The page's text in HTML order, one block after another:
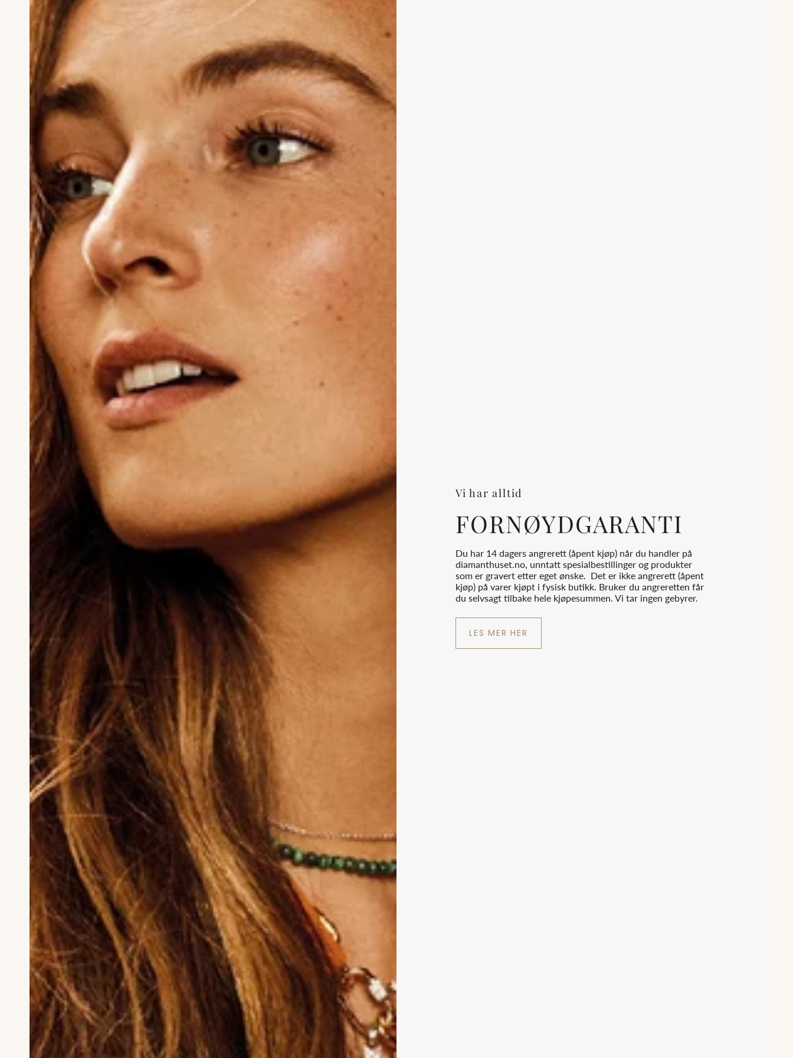
Vi har alltid
FORNØYDGARANTI
Du har 14 dagers angrerett (åpent kjøp) når du handler på
diamanthuset.no, unntatt spesialbestillinger og produkter
som er gravert etter eget ønske. Det er ikke angrerett (åpent
kjøp) på varer kjøpt i fysisk butikk. Bruker du angreretten får
du selvsagt tilbake hele kjøpesummen. Vi tar ingen gebyrer.
LES MER HER